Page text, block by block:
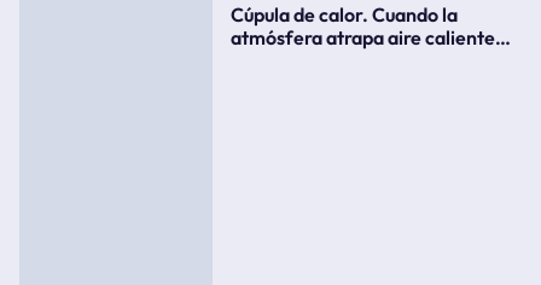
Cúpula de calor. Cuando la
atmósfera atrapa aire caliente